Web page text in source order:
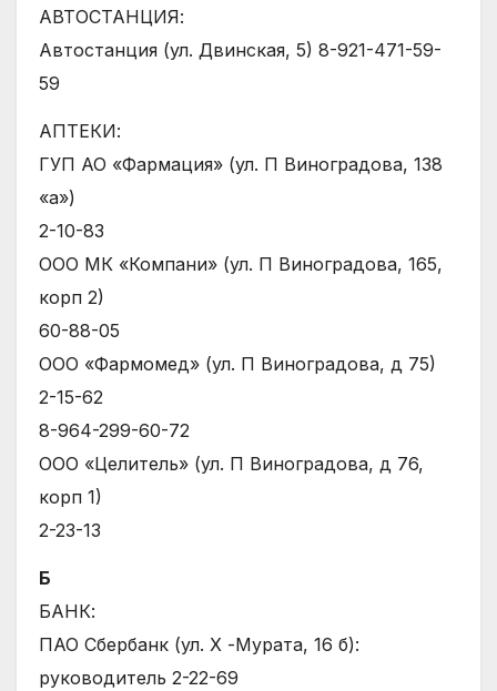
АВТОСТАНЦИЯ:
Автостанция (ул. Двинская, 5) 8-921-471-59-
59
АПТЕКИ:
ГУП АО «Фармация» (ул. П Виноградова, 138
«а»)
2-10-83
ООО МК «Компани» (ул. П Виноградова, 165,
корп 2)
60-88-05
ООО «Фармомед» (ул. П Виноградова, д 75)
2-15-62
8-964-299-60-72
ООО «Целитель» (ул. П Виноградова, д 76,
корп 1)
2-23-13
Б
БАНК:
ПАО Сбербанк (ул. Х -Мурата, 16 б):
руководитель 2-22-69